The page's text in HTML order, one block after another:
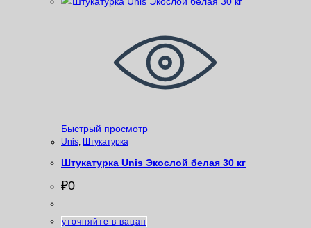
Быстрый просмотр
Unis, Штукатурка
Штукатурка Unis Экослой белая 30 кг
₽0
уточняйте в вацап